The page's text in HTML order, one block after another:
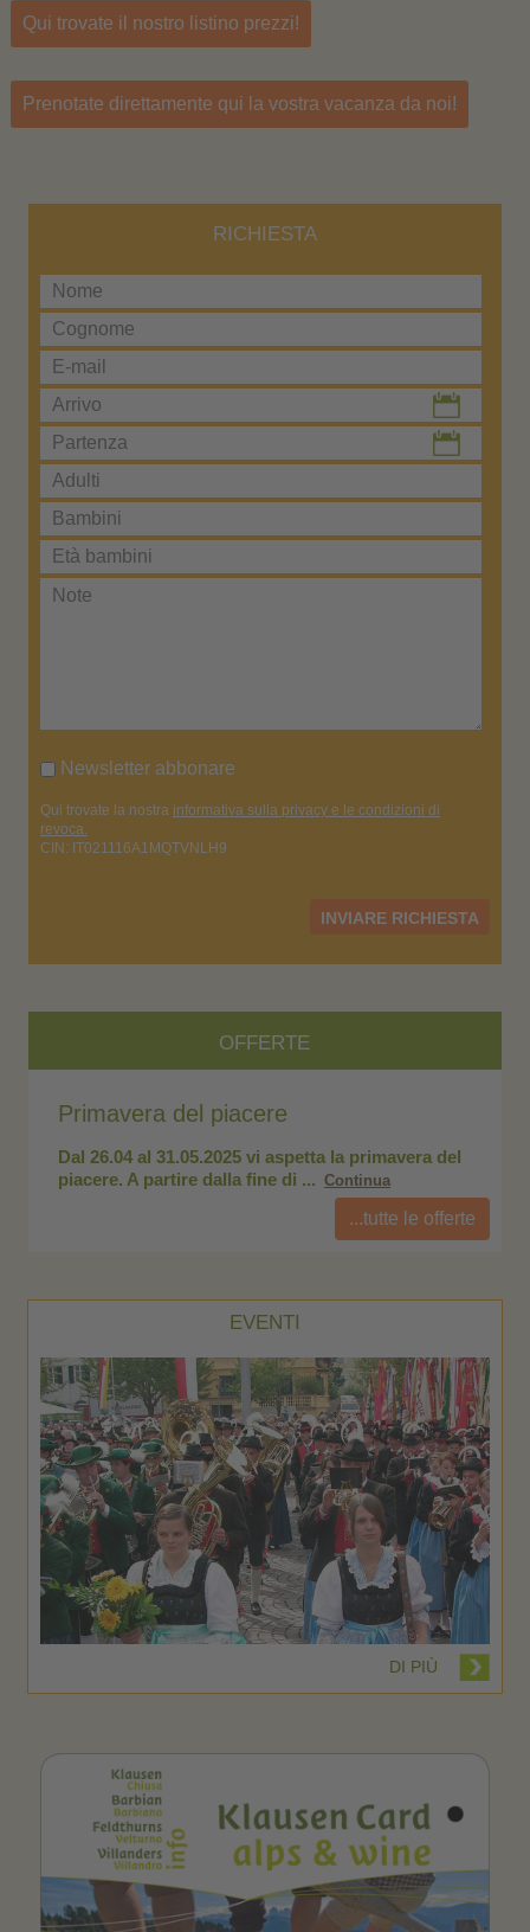
Qui trovate il nostro listino prezzi!
Prenotate direttamente qui la vostra vacanza da noi!
RICHIESTA
Newsletter abbonare
Qui trovate la nostra informativa sulla privacy e le condizioni di
revoca.
CIN: IT021116A1MQTVNLH9
INVIARE RICHIESTA
OFFERTE
Primavera del piacere
Dal 26.04 al 31.05.2025 vi aspetta la primavera del
piacere. A partire dalla fine di ... Continua
...tutte le offerte
EVENTI
DI PIÙ